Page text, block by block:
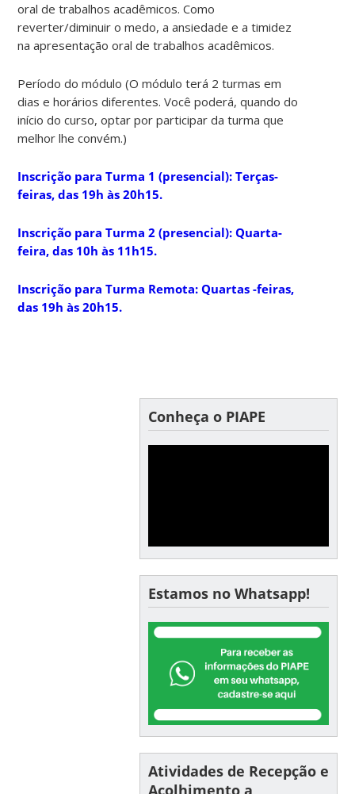
oral de trabalhos acadêmicos. Como
reverter/diminuir o medo, a ansiedade e a timidez
na apresentação oral de trabalhos acadêmicos.
Período do módulo (O módulo terá 2 turmas em
dias e horários diferentes. Você poderá, quando do
início do curso, optar por participar da turma que
melhor lhe convém.)
Inscrição para Turma 1 (presencial): Terças-
feiras, das 19h às 20h15.
Inscrição para Turma 2 (presencial): Quarta-
feira, das 10h às 11h15.
Inscrição para Turma Remota: Quartas -feiras,
das 19h às 20h15.
Conheça o PIAPE
Estamos no Whatsapp!
Atividades de Recepção e
Acolhimento a